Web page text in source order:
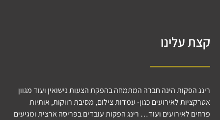
קצת עלינו
רינג הפקות הינה חברה המתמחה בהפקת הצעות נישואין ועוד מגוון
אטרקציות לאירועים כגון- עמדות צילום, מסיבת רווקות, אותיות
פרחים לאירועים ועוד… רינג הפקות עובדים בפריסה ארצית ומגיעים